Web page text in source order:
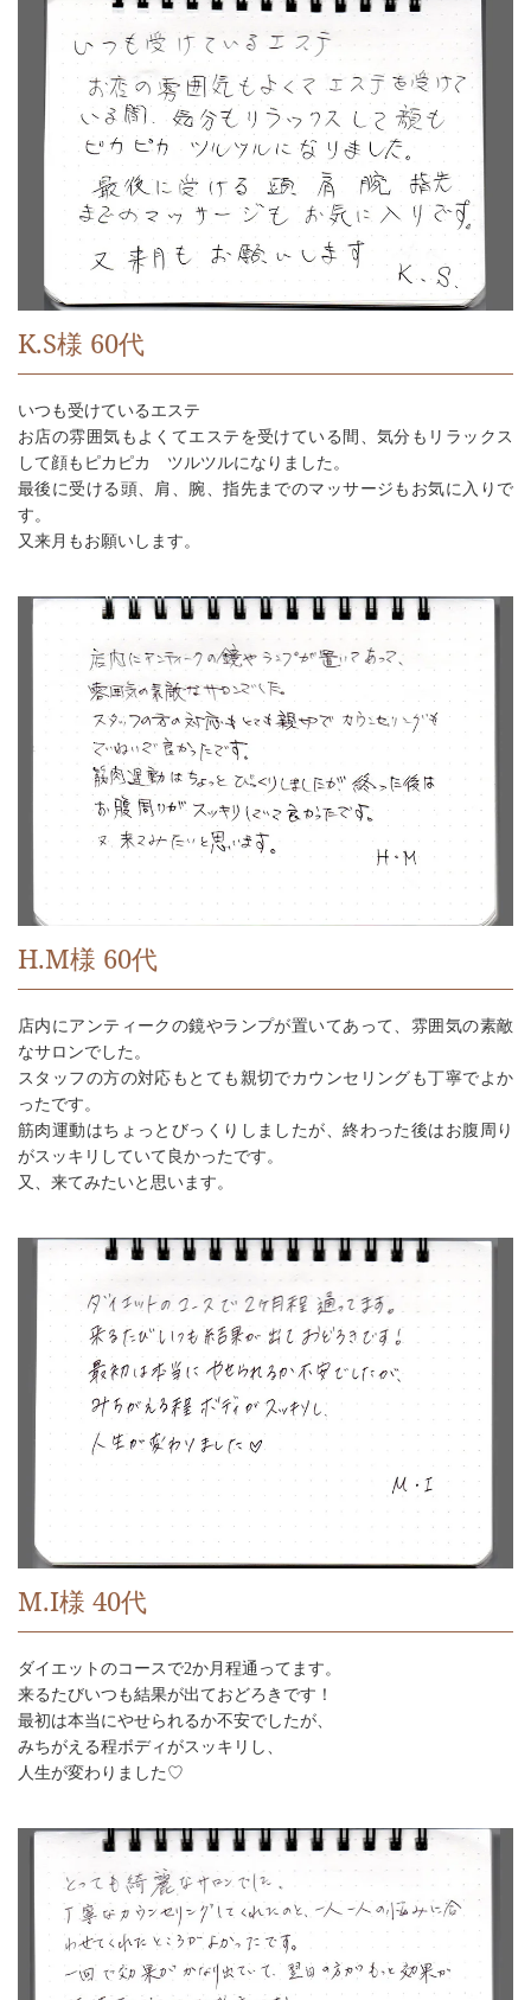
K.S様 60代
いつも受けているエステ
お店の雰囲気もよくてエステを受けている間、気分もリラックス
して顔もピカピカ ツルツルになりました。
最後に受ける頭、肩、腕、指先までのマッサージもお気に入りで
す。
又来月もお願いします。
H.M様 60代
店内にアンティークの鏡やランプが置いてあって、雰囲気の素敵
なサロンでした。
スタッフの方の対応もとても親切でカウンセリングも丁寧でよか
ったです。
筋肉運動はちょっとびっくりしましたが、終わった後はお腹周り
がスッキリしていて良かったです。
又、来てみたいと思います。
M.I様 40代
ダイエットのコースで2か月程通ってます。
来るたびいつも結果が出ておどろきです！
最初は本当にやせられるか不安でしたが、
みちがえる程ボディがスッキリし、
人生が変わりました♡